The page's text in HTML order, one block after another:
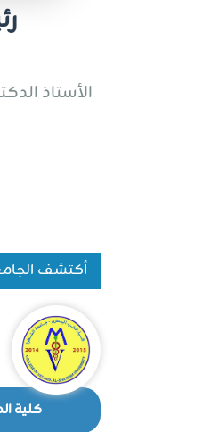
الأستاذ
أكتشف
كلية